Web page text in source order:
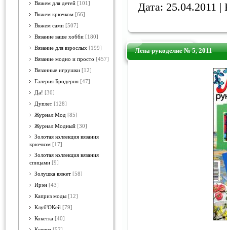
Вяжем для детей [101]
Вяжем крючком [66]
Вяжем сами [507]
Вязание ваше хобби [180]
Вязание для взрослых [199]
Вязание модно и просто [457]
Вязанные игрушки [12]
Галерия Бродерия [47]
Да! [30]
Дуплет [128]
Журнал Мод [85]
Журнал Модный [30]
Золотая коллекция вязания
крючком [17]
Золотая коллекция вязания
спицами [9]
Золушка вяжет [58]
Ирэн [43]
Каприз моды [12]
Клуб'ОКей [79]
Кокетка [40]
Дата: 25.04.2011 |
Лена рукоделие № 5, 2011